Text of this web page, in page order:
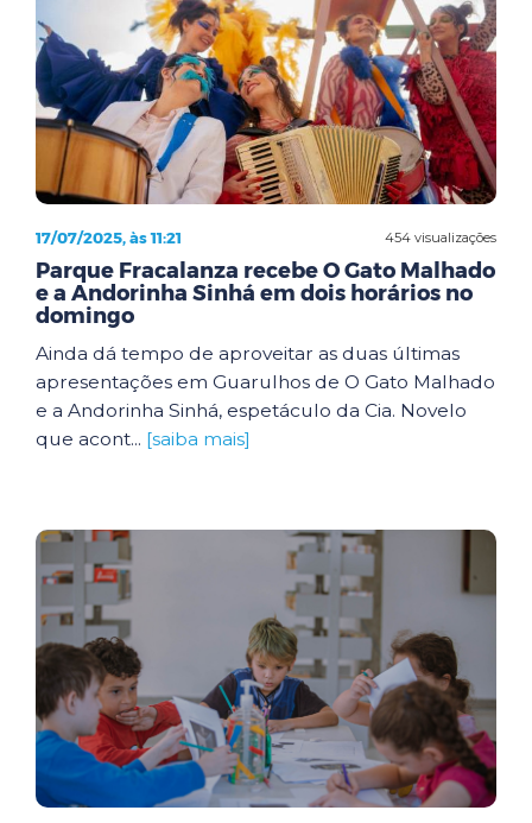
454 visualizações
17/07/2025, às 11:21
Parque Fracalanza recebe O Gato Malhado
e a Andorinha Sinhá em dois horários no
domingo
Ainda dá tempo de aproveitar as duas últimas
apresentações em Guarulhos de O Gato Malhado
e a Andorinha Sinhá, espetáculo da Cia. Novelo
que acont... [saiba mais]